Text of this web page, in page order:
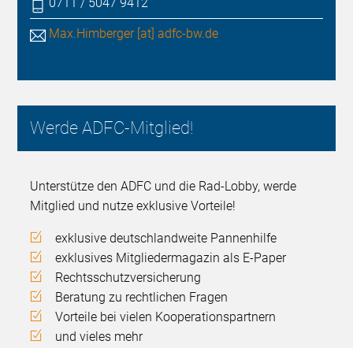
0711 / 5047 9412
Max.Himberger [at] adfc-bw.de
Werde ADFC-Mitglied!
Unterstütze den ADFC und die Rad-Lobby, werde
Mitglied und nutze exklusive Vorteile!
exklusive deutschlandweite Pannenhilfe
exklusives Mitgliedermagazin als E-Paper
Rechtsschutzversicherung
Beratung zu rechtlichen Fragen
Vorteile bei vielen Kooperationspartnern
und vieles mehr